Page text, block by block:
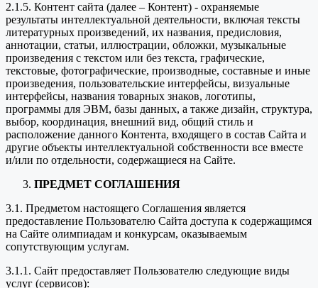
2.1.5. Контент сайта (далее – Контент) - охраняемые
результаты интеллектуальной деятельности, включая тексты
литературных произведений, их названия, предисловия,
аннотации, статьи, иллюстрации, обложки, музыкальные
произведения с текстом или без текста, графические,
текстовые, фотографические, производные, составные и иные
произведения, пользовательские интерфейсы, визуальные
интерфейсы, названия товарных знаков, логотипы,
программы для ЭВМ, базы данных, а также дизайн, структура,
выбор, координация, внешний вид, общий стиль и
расположение данного Контента, входящего в состав Сайта и
другие объекты интеллектуальной собственности все вместе
и/или по отдельности, содержащиеся на Сайте.
ПРЕДМЕТ СОГЛАШЕНИЯ
3.1. Предметом настоящего Соглашения является
предоставление Пользователю Сайта доступа к содержащимся
на Сайте олимпиадам и конкурсам, оказываемым
сопутствующим услугам.
3.1.1. Сайт предоставляет Пользователю следующие виды
услуг (сервисов):